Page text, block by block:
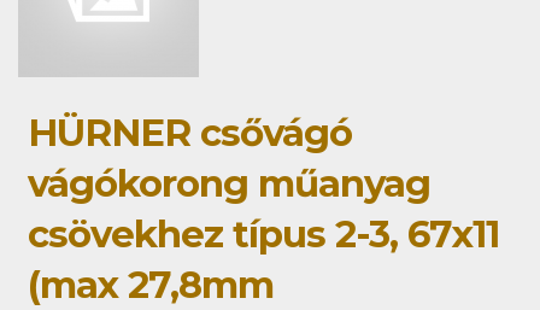
HÜRNER csővágó
vágókorong műanyag
csövekhez típus 2-3, 67x11
(max 27,8mm